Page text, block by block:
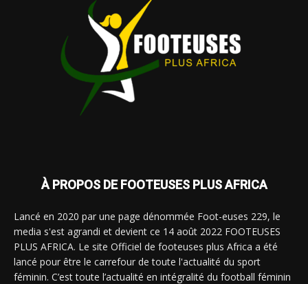
À PROPOS DE FOOTEUSES PLUS AFRICA
Lancé en 2020 par une page dénommée Foot-euses 229, le
media s'est agrandi et devient ce 14 août 2022 FOOTEUSES
PLUS AFRICA. Le site Officiel de footeuses plus Africa a été
lancé pour être le carrefour de toute l'actualité du sport
féminin. C’est toute l’actualité en intégralité du football féminin